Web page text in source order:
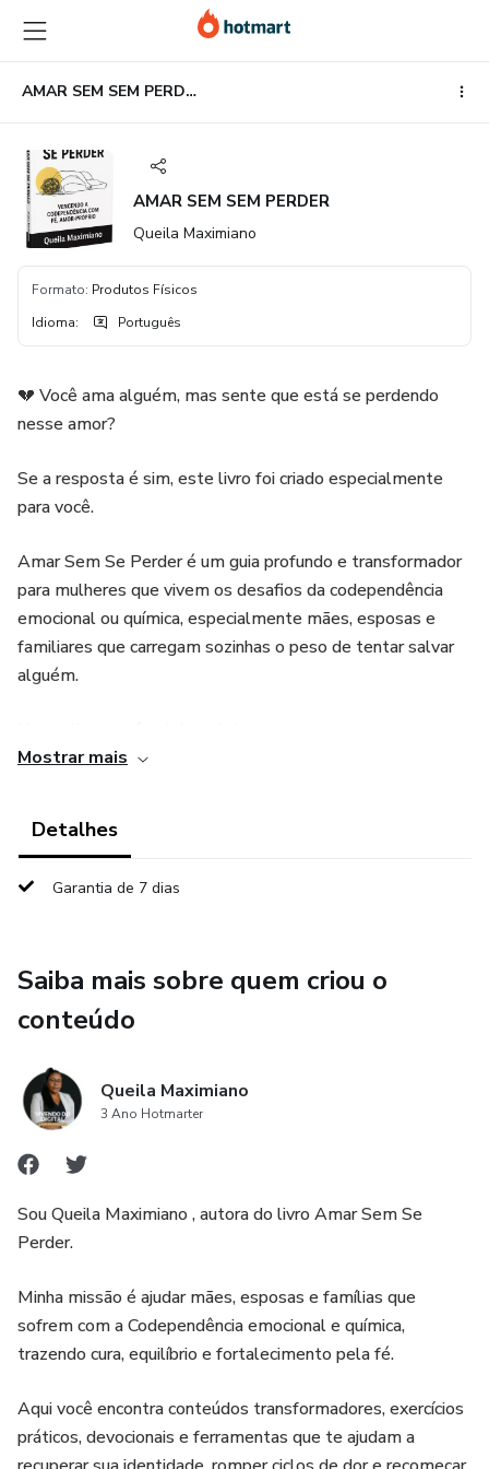
para
o
conteúdo
principal
para
o
pagamento
para
o
rodapé
AMAR SEM SEM PERDER
AMAR SEM SEM PERDER
Queila Maximiano
Formato: Produtos Físicos
Idioma: Português
💔 Você ama alguém, mas sente que está se perdendo
nesse amor?
Se a resposta é sim, este livro foi criado especialmente
para você.
Amar Sem Se Perder é um guia profundo e transformador
para mulheres que vivem os desafios da codependência
emocional ou química, especialmente mães, esposas e
familiares que carregam sozinhas o peso de tentar salvar
alguém.
✨ Como estabelecer limites saudáveis sem se sentir
✨ Como parar de viver em função do problema do outro
✨ Como encontrar paz, força e equilíbrio mesmo em meio
É um caminho de cura, reconexão e libertação.
Se você está cansada…
Se sente que perdeu a si mesma…
Se carrega culpa, peso, medo ou solidão…
Mostrar mais
Detalhes
Garantia de 7 dias
Saiba mais sobre quem criou o
conteúdo
Queila Maximiano
3 Ano Hotmarter
Sou Queila Maximiano , autora do livro Amar Sem Se
Perder.
Minha missão é ajudar mães, esposas e famílias que
sofrem com a Codependência emocional e química,
trazendo cura, equilíbrio e fortalecimento pela fé.
Aqui você encontra conteúdos transformadores, exercícios
práticos, devocionais e ferramentas que te ajudam a